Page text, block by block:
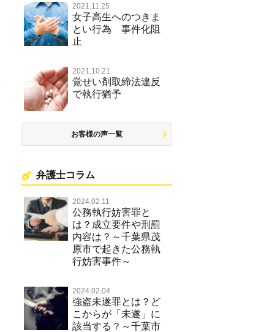
放火・失火
名誉棄損罪・侮辱
2021.11.25
女子高生へのつきま
とい行為 事件化阻
止
2021.10.21
覚せい剤取締法違反
で執行猶予
お客様の声一覧
弁護士コラム
2024.02.11
公務執行妨害罪と
は？成立要件や刑罰
内容は？～千葉県茂
原市で起きた公務執
行妨害事件～
2024.02.04
強盗未遂罪とは？ど
こからが「未遂」に
該当する？～千葉市